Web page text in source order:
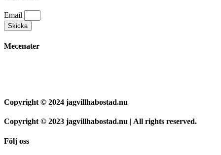
Email
Skicka
Mecenater
Copyright © 2024 jagvillhabostad.nu
Copyright © 2023 jagvillhabostad.nu | All rights reserved.
Följ oss